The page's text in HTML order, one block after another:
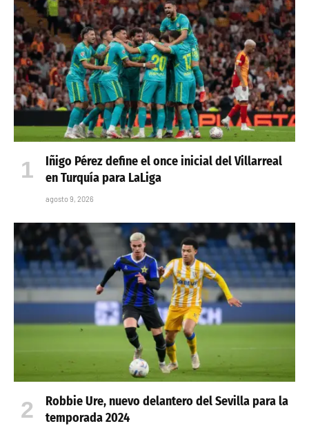
Iñigo Pérez define el once inicial del Villarreal
en Turquía para LaLiga
agosto 9, 2026
Robbie Ure, nuevo delantero del Sevilla para la
temporada 2024